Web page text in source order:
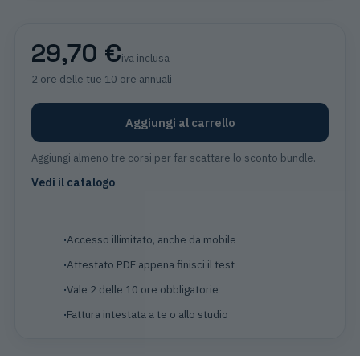
29,70 €iva inclusa
2 ore delle tue 10 ore annuali
Aggiungi al carrello
Aggiungi almeno tre corsi per far scattare lo sconto bundle.
Vedi il catalogo
Accesso illimitato, anche da mobile
Attestato PDF appena finisci il test
Vale 2 delle 10 ore obbligatorie
Fattura intestata a te o allo studio